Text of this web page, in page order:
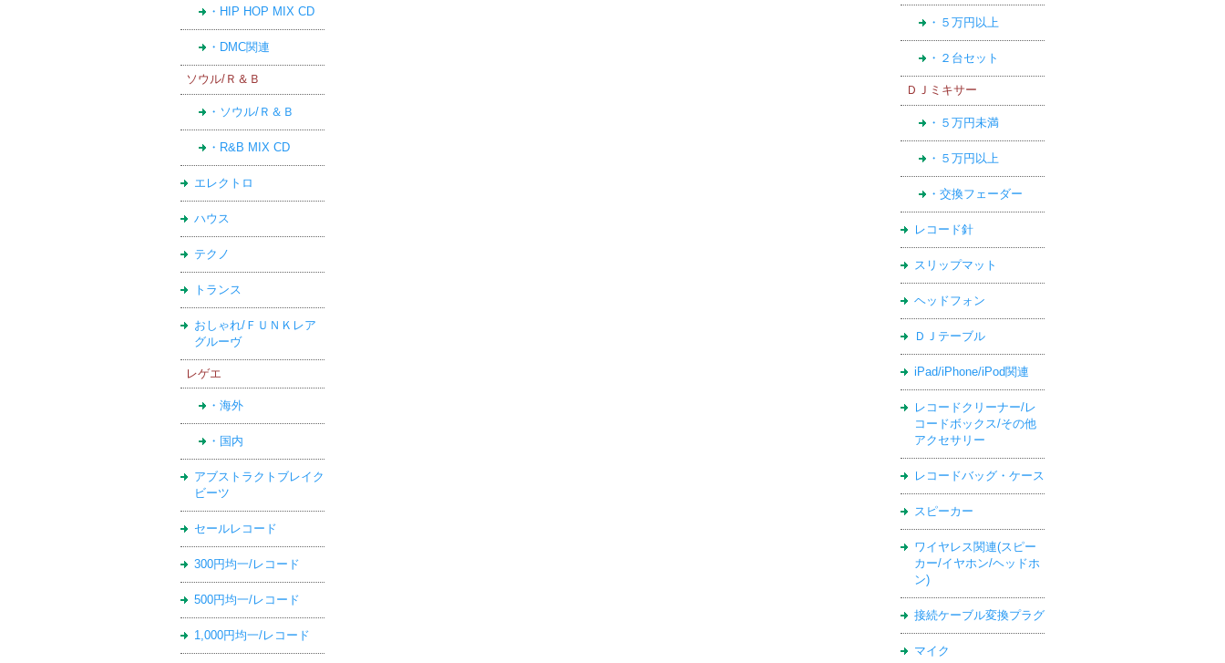
・HIP HOP MIX CD
・DMC関連
ソウル/Ｒ＆Ｂ
・ソウル/Ｒ＆Ｂ
・R&B MIX CD
エレクトロ
ハウス
テクノ
トランス
おしゃれ/ＦＵＮＫレア
グルーヴ
レゲエ
・海外
・国内
アブストラクトブレイク
ビーツ
セールレコード
300円均一/レコード
500円均一/レコード
1,000円均一/レコード
・５万円以上
・２台セット
ＤＪミキサー
・５万円未満
・５万円以上
・交換フェーダー
レコード針
スリップマット
ヘッドフォン
ＤＪテーブル
iPad/iPhone/iPod関連
レコードクリーナー/レ
コードボックス/その他
アクセサリー
レコードバッグ・ケース
スピーカー
ワイヤレス関連(スピー
カー/イヤホン/ヘッドホ
ン)
接続ケーブル変換プラグ
マイク